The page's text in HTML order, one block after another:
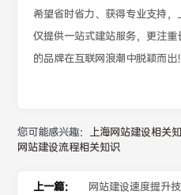
希望省时省力、获得专业支持，
仅提供一站式建站服务，更注
的品牌在互联网浪潮中脱颖而出！
您可能感兴趣： 上海网站建设相关
网站建设流程相关知识
上一篇： 网站建设速度提升